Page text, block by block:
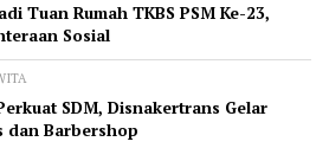
Tuan Rumah TKBS PSM Ke-23,
Sosial
SDM, Disnakertrans Gelar
dan Barbershop